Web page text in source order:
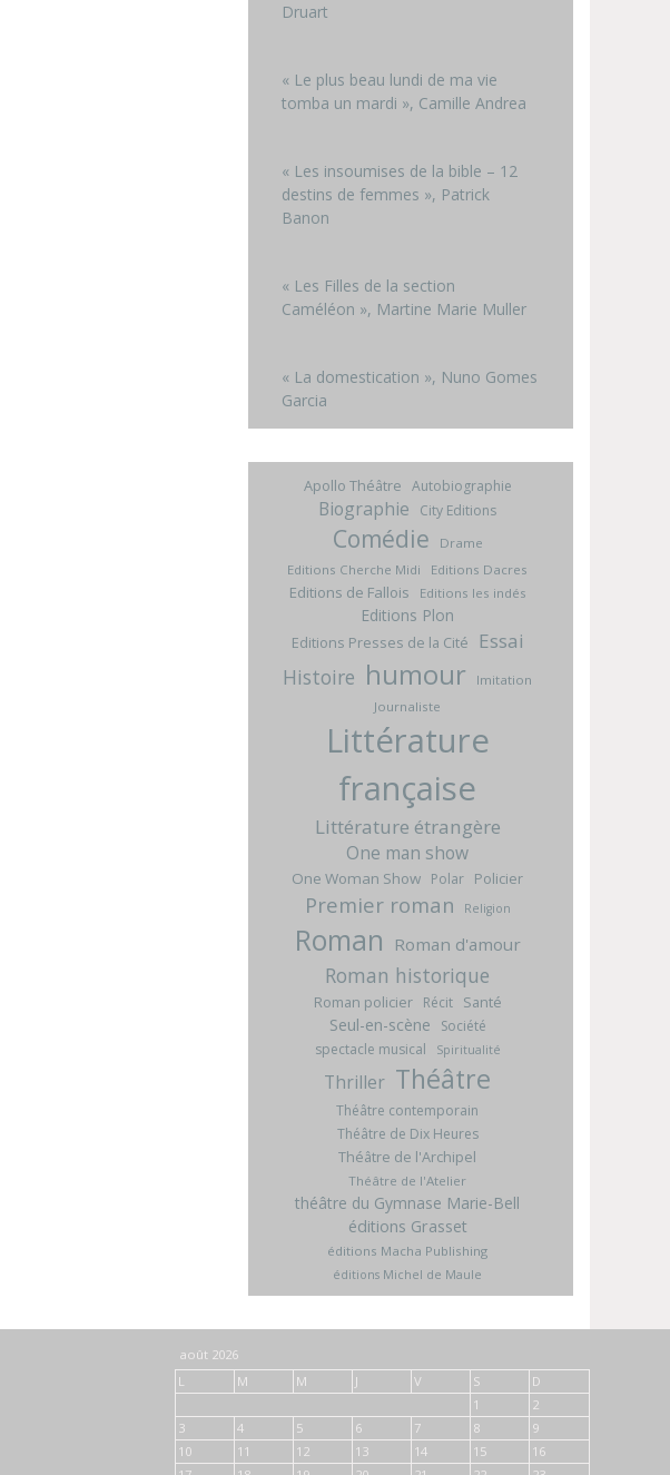
Druart
« Le plus beau lundi de ma vie
tomba un mardi », Camille Andrea
« Les insoumises de la bible – 12
destins de femmes », Patrick
Banon
« Les Filles de la section
Caméléon », Martine Marie Muller
« La domestication », Nuno Gomes
Garcia
Apollo Théâtre Autobiographie
Biographie City Editions
Comédie
Drame
Editions Cherche Midi
Editions Dacres
Editions de Fallois Editions les indés
Editions Plon
Editions Presses de la Cité Essai
Histoire humour
Imitation
Journaliste
Littérature
française
Littérature étrangère
One man show
One Woman Show Polar Policier
Premier roman Religion
Roman Roman d'amour
Roman historique
Roman policier Récit Santé
Seul-en-scène
Société
spectacle musical
Spiritualité
Thriller Théâtre
Théâtre contemporain
Théâtre de Dix Heures
Théâtre de l'Archipel
Théâtre de l'Atelier
théâtre du Gymnase Marie-Bell
éditions Grasset
éditions Macha Publishing
éditions Michel de Maule
août 2026
L
M M J V S
D
1
2
3
4 5 6 7 8
9
10
11 12 13 14 15
16